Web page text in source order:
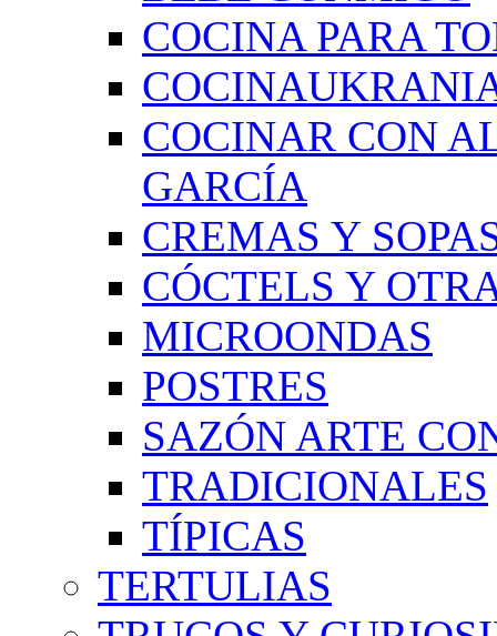
COCINA PARA
COCINAR CON
GARCÍA
CREMAS Y
CÓCTELS Y
MICROONDAS
POSTRES
SAZÓN ARTE
TRADICIONALES
TÍPICAS
TERTULIAS